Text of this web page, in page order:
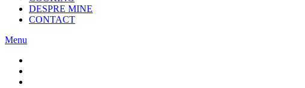
DESPRE MINE
CONTACT
Menu